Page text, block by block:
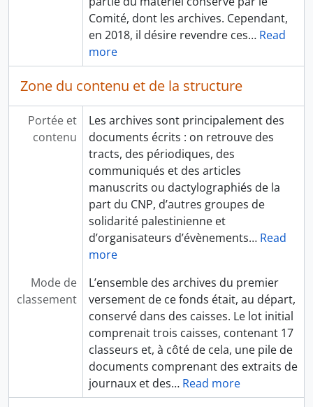
Comité, dont les archives. Cependant,
en 2018, il désire revendre ces… Read
more
Zone du contenu et de la structure
Portée et
contenu
Les archives sont principalement des
documents écrits : on retrouve des
tracts, des périodiques, des
communiqués et des articles
manuscrits ou dactylographiés de la
part du CNP, d’autres groupes de
solidarité palestinienne et
d’organisateurs d’évènements… Read
more
Mode de
classement
L’ensemble des archives du premier
versement de ce fonds était, au départ,
conservé dans des caisses. Le lot initial
comprenait trois caisses, contenant 17
classeurs et, à côté de cela, une pile de
documents comprenant des extraits de
journaux et des… Read more